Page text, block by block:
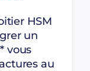
HSM
un
vous
au